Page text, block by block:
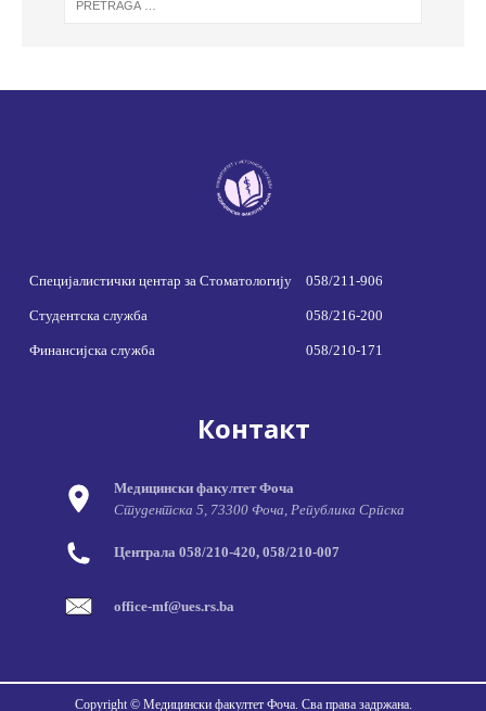
Специјалистички центар за Стоматологију 058/211-906
Студентска служба 058/216-200
Финансијска служба 058/210-171
Контакт
Медицински факултет Фоча
Студентска 5, 73300 Фоча, Република Српска
Централа 058/210-420, 058/210-007
office-mf@ues.rs.ba
Copyright © Медицински факултет Фоча. Сва права задржана.